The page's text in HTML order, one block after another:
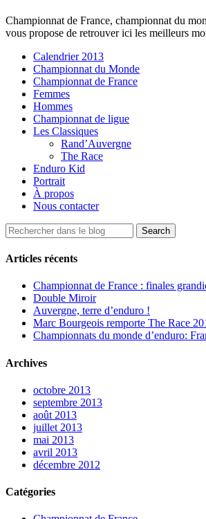
Championnat de France, championnat du
vous propose de retrouver ici les meilleurs
Calendrier 2013
Championnat du Monde
Championnat de France
Femmes
Hommes
Championnat de ligue
Les Classiques
Rand’Auvergne
The Race
Enduro Kid
Portrait
À propos
Nous contacter
Articles récents
Championnat de France : finales
Double Miroir
Auvergne, terre d’enduro !
Marc Bourgeois remporte The Race
Championnats du monde d’enduro:
Archives
octobre 2013
septembre 2013
août 2013
juillet 2013
mai 2013
avril 2013
décembre 2012
Catégories